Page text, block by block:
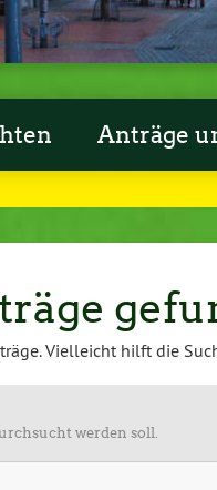
Anträge
Vielleicht hilft die
werden soll.